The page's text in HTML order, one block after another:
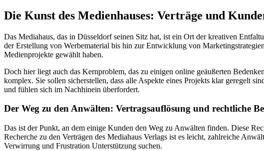
Die Kunst des Medienhauses: Verträge und
Das Mediahaus, das in Düsseldorf seinen Sitz hat, ist ein Ort der kreativen
der Erstellung von Werbematerial bis hin zur Entwicklung von
Medienprojekte gewählt haben.
Doch hier liegt auch das Kernproblem, das zu einigen online geäußerten
komplex. Sie sollen sicherstellen, dass alle Aspekte eines Projekts klar geregelt
und fühlen sich im Nachhinein überfordert.
Der Weg zu den Anwälten: Vertragsauflösung und rechtliche
Das ist der Punkt, an dem einige Kunden den Weg zu Anwälten finden. Diese
Recherche zu den Verträgen des Mediahaus Verlags ist es leicht, zahlreiche
Verwirrung und Frustration Unterstützung suchen.